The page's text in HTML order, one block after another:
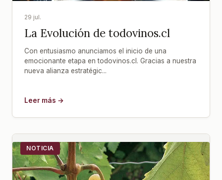
29 jul.
La Evolución de todovinos.cl
Con entusiasmo anunciamos el inicio de una
emocionante etapa en todovinos.cl. Gracias a nuestra
nueva alianza estratégic...
Leer más →
NOTICIA